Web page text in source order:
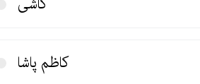
كاظم پاشا